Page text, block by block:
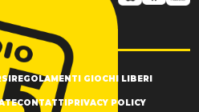
REGOLAMENTI GIOCHI LIBERI
CONTATTIPRIVACY POLICY